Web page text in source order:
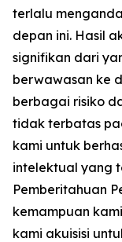
terlalu
depan ini. Hasil
signifikan dari
berwawasan ke
berbagai risiko
tidak terbatas
kami untuk
intelektual yang
Pemberitahuan
kemampuan
kami akuisisi